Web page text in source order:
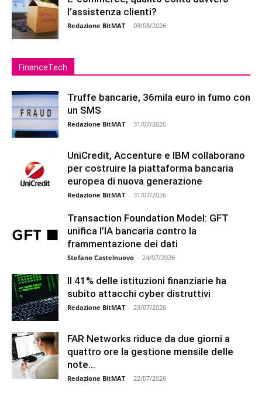
l’assistenza clienti?
Redazione BitMAT - 03/08/2026
FinanceTech
Truffe bancarie, 36mila euro in fumo con
un SMS
Redazione BitMAT - 31/07/2026
UniCredit, Accenture e IBM collaborano
per costruire la piattaforma bancaria
europea di nuova generazione
Redazione BitMAT - 31/07/2026
Transaction Foundation Model: GFT
unifica l’IA bancaria contro la
frammentazione dei dati
Stefano Castelnuovo - 24/07/2026
Il 41% delle istituzioni finanziarie ha
subito attacchi cyber distruttivi
Redazione BitMAT - 23/07/2026
FAR Networks riduce da due giorni a
quattro ore la gestione mensile delle
note...
Redazione BitMAT - 22/07/2026